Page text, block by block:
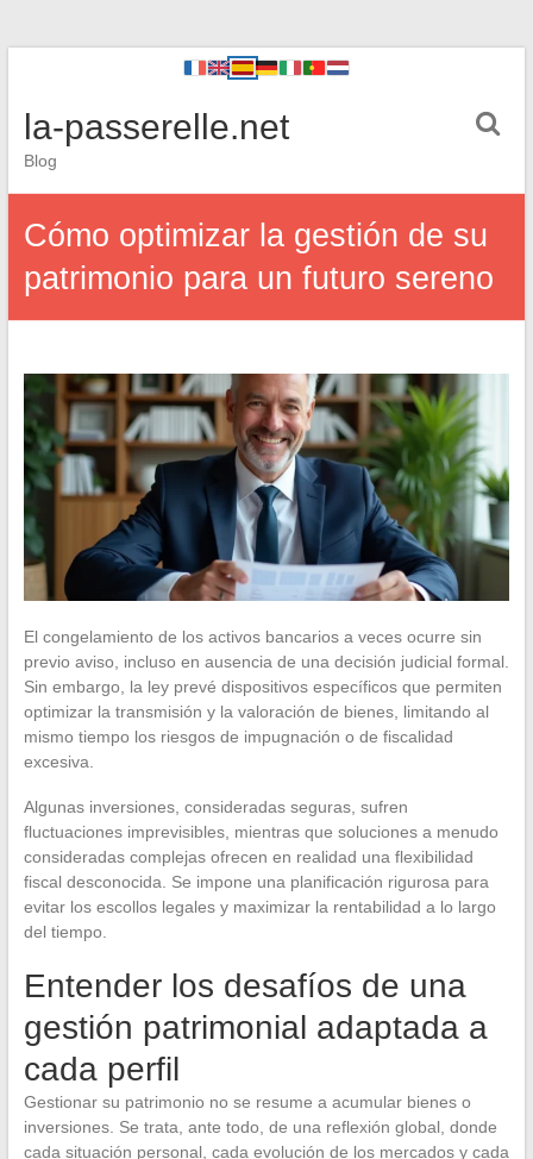
la-passerelle.net
Blog
Cómo optimizar la gestión de su
patrimonio para un futuro sereno
El congelamiento de los activos bancarios a veces ocurre sin
previo aviso, incluso en ausencia de una decisión judicial formal.
Sin embargo, la ley prevé dispositivos específicos que permiten
optimizar la transmisión y la valoración de bienes, limitando al
mismo tiempo los riesgos de impugnación o de fiscalidad
excesiva.
Algunas inversiones, consideradas seguras, sufren
fluctuaciones imprevisibles, mientras que soluciones a menudo
consideradas complejas ofrecen en realidad una flexibilidad
fiscal desconocida. Se impone una planificación rigurosa para
evitar los escollos legales y maximizar la rentabilidad a lo largo
del tiempo.
Entender los desafíos de una
gestión patrimonial adaptada a
cada perfil
Gestionar su patrimonio no se resume a acumular bienes o
inversiones. Se trata, ante todo, de una reflexión global, donde
cada situación personal, cada evolución de los mercados y cada